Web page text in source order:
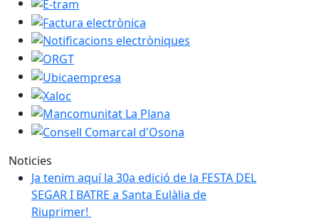
Factura electrònica
Notificacions electròniques
ORGT
Ubicaempresa
Xaloc
Mancomunitat La Plana
Consell Comarcal d'Osona
Noticies
Ja tenim aquí la 30a edició de la FESTA DEL SEGAR I
Ja tenim aquí la 30a edició de la FESTA DEL
SEGAR I BATRE a Santa Eulàlia de
Riuprimer!